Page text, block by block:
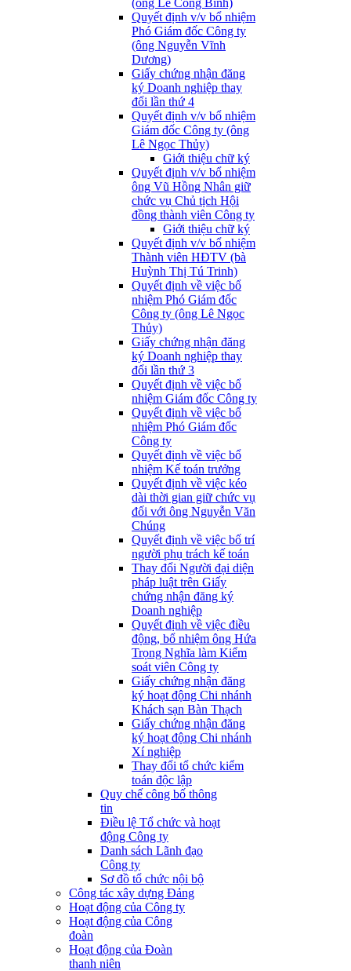
(ông Lê Công Bình)
Quyết định v/v bổ nhiệm
Phó Giám đốc Công ty
(ông Nguyễn Vĩnh
Dương)
Giấy chứng nhận đăng
ký Doanh nghiệp thay
đổi lần thứ 4
Quyết định v/v bổ nhiệm
Giám đốc Công ty (ông
Lê Ngọc Thủy)
Giới thiệu chữ ký
Quyết định v/v bổ nhiệm
ông Vũ Hồng Nhân giữ
chức vụ Chủ tịch Hội
đồng thành viên Công ty
Giới thiệu chữ ký
Quyết định v/v bổ nhiệm
Thành viên HĐTV (bà
Huỳnh Thị Tú Trinh)
Quyết định về việc bổ
nhiệm Phó Giám đốc
Công ty (ông Lê Ngọc
Thủy)
Giấy chứng nhận đăng
ký Doanh nghiệp thay
đổi lần thứ 3
Quyết định về việc bổ
nhiệm Giám đốc Công ty
Quyết định về việc bổ
nhiệm Phó Giám đốc
Công ty
Quyết định về việc bổ
nhiệm Kế toán trưởng
Quyết định về việc kéo
dài thời gian giữ chức vụ
đối với ông Nguyễn Văn
Chúng
Quyết định về việc bố trí
người phụ trách kế toán
Thay đổi Người đại diện
pháp luật trên Giấy
chứng nhận đăng ký
Doanh nghiệp
Quyết định về việc điều
động, bổ nhiệm ông Hứa
Trọng Nghĩa làm Kiểm
soát viên Công ty
Giấy chứng nhận đăng
ký hoạt động Chi nhánh
Khách sạn Bàn Thạch
Giấy chứng nhận đăng
ký hoạt động Chi nhánh
Xí nghiệp
Thay đổi tổ chức kiểm
toán độc lập
Quy chế công bố thông
tin
Điều lệ Tổ chức và hoạt
động Công ty
Danh sách Lãnh đạo
Công ty
Sơ đồ tổ chức nội bộ
Công tác xây dựng Đảng
Hoạt động của Công ty
Hoạt động của Công
đoàn
Hoạt động của Đoàn
thanh niên